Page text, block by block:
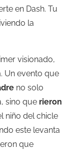
en Dash. Tu
la
visionado,
Un evento que
no solo
sino que rieron
niño del chicle
este levanta
que